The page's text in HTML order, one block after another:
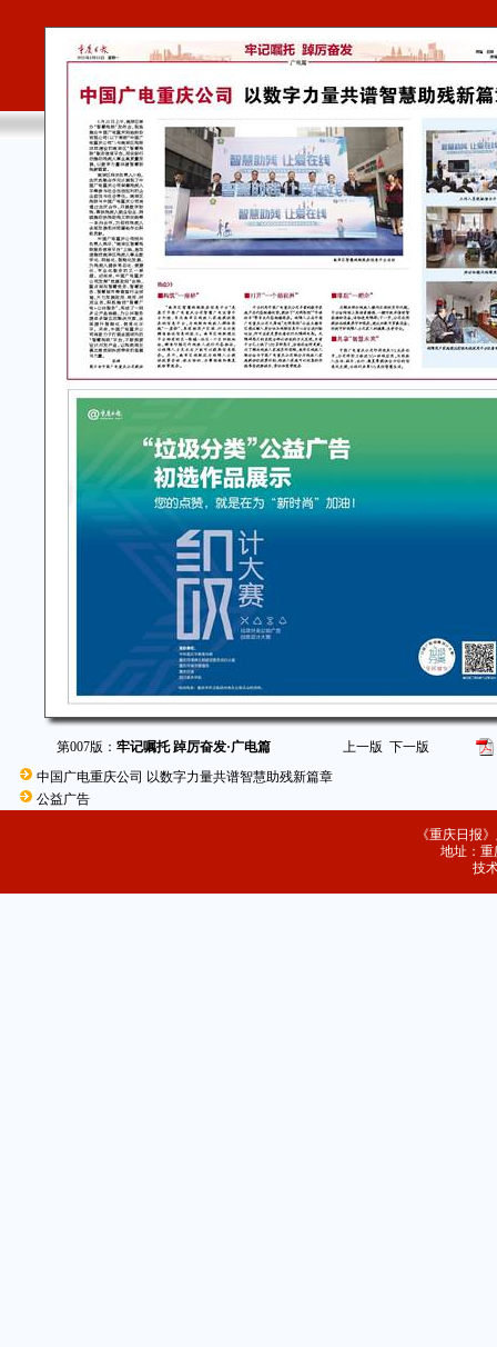
第007版：牢记嘱托 踔厉奋发·广电篇 上一版 下一版
中国广电重庆公司 以数字力量共谱智慧助残新篇章
公益广告
《重庆日报
地址：重
技